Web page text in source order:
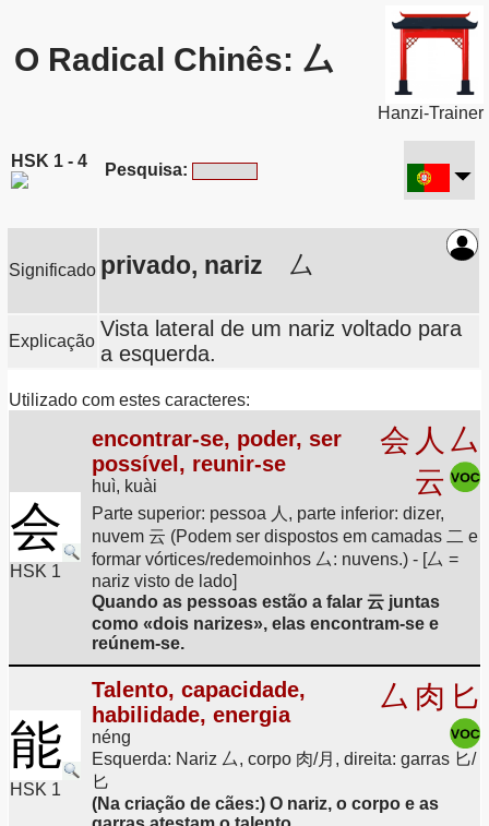
O Radical Chinês: 厶
Hanzi-Trainer
HSK 1 - 4 Pesquisa:
Significado privado, nariz 厶
Explicação
Vista lateral de um nariz voltado para
a esquerda.
Utilizado com estes caracteres:
会
HSK 1
encontrar-se, poder, ser
possível, reunir-se
huì, kuài
会 人 厶
云
Parte superior: pessoa 人, parte inferior: dizer,
nuvem 云 (Podem ser dispostos em camadas 二 e
formar vórtices/redemoinhos 厶: nuvens.) - [厶 =
nariz visto de lado]
Quando as pessoas estão a falar 云 juntas
como «dois narizes», elas encontram-se e
reúnem-se.
能
HSK 1
Talento, capacidade,
habilidade, energia
néng
厶 肉 匕
Esquerda: Nariz 厶, corpo 肉/月, direita: garras 匕/
匕
(Na criação de cães:) O nariz, o corpo e as